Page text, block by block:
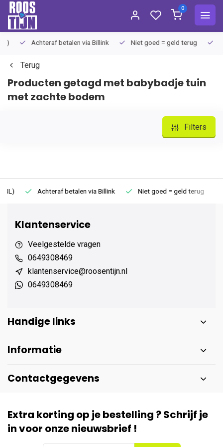
0
Achteraf betalen via Billink Niet goed = geld terug
Terug
Producten getagd met babybadje tuin
met zachte bodem
Filters
Achteraf betalen via Billink Niet goed = geld terug
Klantenservice
Veelgestelde vragen
0649308469
klantenservice@roosentijn.nl
0649308469
Handige links
Informatie
Contactgegevens
Extra korting op je bestelling ? Schrijf je
in voor onze nieuwsbrief !